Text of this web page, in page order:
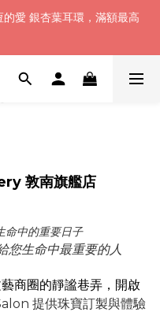
愛 銀杏葉耳環，滿額最高
愛 銀杏葉耳環，滿額最高
下單再送禮贈包裝
敦南旗艦店
命中的重要日子
您生命中最重要的人
商圈的靜謐巷弄，開啟
提供珠寶訂製與體驗